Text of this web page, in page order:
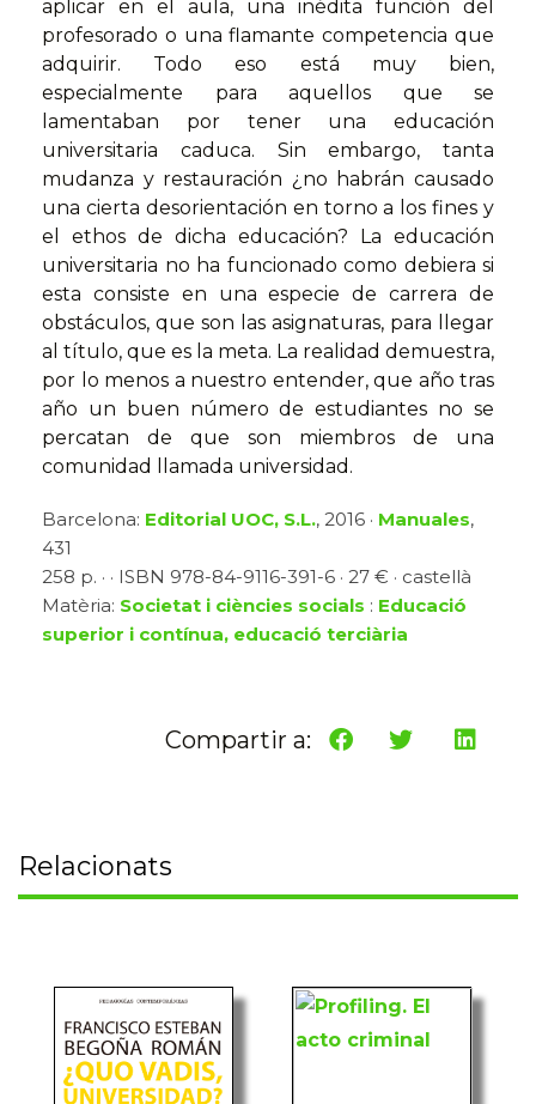
aplicar en el aula, una inédita función del
profesorado o una flamante competencia que
adquirir. Todo eso está muy bien,
especialmente para aquellos que se
lamentaban por tener una educación
universitaria caduca. Sin embargo, tanta
mudanza y restauración ¿no habrán causado
una cierta desorientación en torno a los fines y
el ethos de dicha educación? La educación
universitaria no ha funcionado como debiera si
esta consiste en una especie de carrera de
obstáculos, que son las asignaturas, para llegar
al título, que es la meta. La realidad demuestra,
por lo menos a nuestro entender, que año tras
año un buen número de estudiantes no se
percatan de que son miembros de una
comunidad llamada universidad.
Barcelona: Editorial UOC, S.L., 2016 · Manuales,
431
258 p. · · ISBN 978-84-9116-391-6 · 27 € · castellà
Matèria: Societat i ciències socials : Educació
superior i contínua, educació terciària
Compartir a:
Relacionats